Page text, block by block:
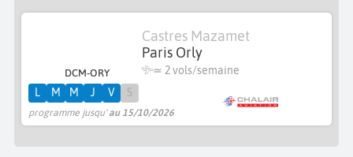
DCM-ORY
Castres Mazamet
Paris Orly
≃ 2 vols/semaine
programme jusqu'au 15/10/2026
L M M J V S